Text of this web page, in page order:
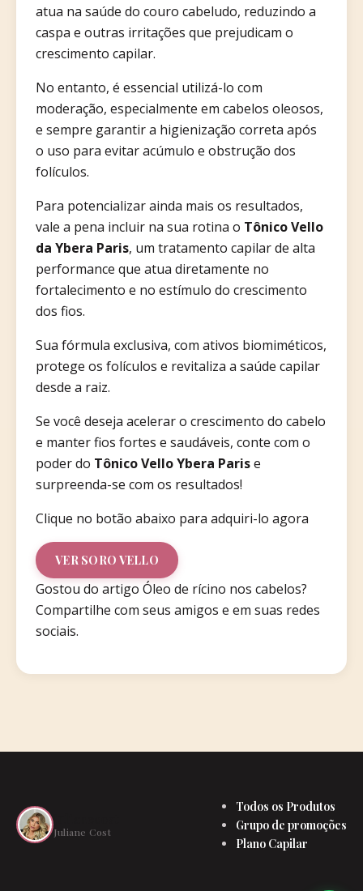
atua na saúde do couro cabeludo, reduzindo a
caspa e outras irritações que prejudicam o
crescimento capilar.
No entanto, é essencial utilizá-lo com
moderação, especialmente em cabelos oleosos,
e sempre garantir a higienização correta após
o uso para evitar acúmulo e obstrução dos
folículos.
Para potencializar ainda mais os resultados,
vale a pena incluir na sua rotina o Tônico Vello
da Ybera Paris, um tratamento capilar de alta
performance que atua diretamente no
fortalecimento e no estímulo do crescimento
dos fios.
Sua fórmula exclusiva, com ativos biomiméticos,
protege os folículos e revitaliza a saúde capilar
desde a raiz.
Se você deseja acelerar o crescimento do cabelo
e manter fios fortes e saudáveis, conte com o
poder do Tônico Vello Ybera Parise
surpreenda-se com os resultados!
Clique no botão abaixo para adquiri-lo agora
VER SORO VELLO
Gostou do artigo Óleo de rícino nos cabelos?
Compartilhe com seus amigos e em suas redes
sociais.
Juliane Cost
Todos os Produtos
Grupo de promoções
Plano Capilar